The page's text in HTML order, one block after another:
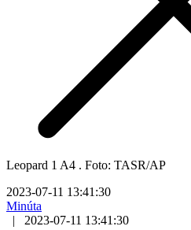
Leopard 1 A4 . Foto: TASR/AP
2023-07-11 13:41:30
Minúta
|
2023-07-11 13:41:30